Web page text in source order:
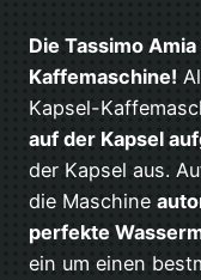
Die Tassimo
Kaffemaschine!
Kapsel-
auf der Kapsel
der Kapsel aus.
die Maschine
perfekte
ein um einen